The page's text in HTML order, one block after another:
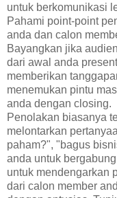
untuk berkomunikasi
Pahami point-point
anda dan calon
Bayangkan jika
dari awal anda
memberikan
menemukan pintu
anda dengan closing.
Penolakan biasanya
melontarkan
paham?", "bagus
anda untuk
untuk mendengarkan
dari calon member